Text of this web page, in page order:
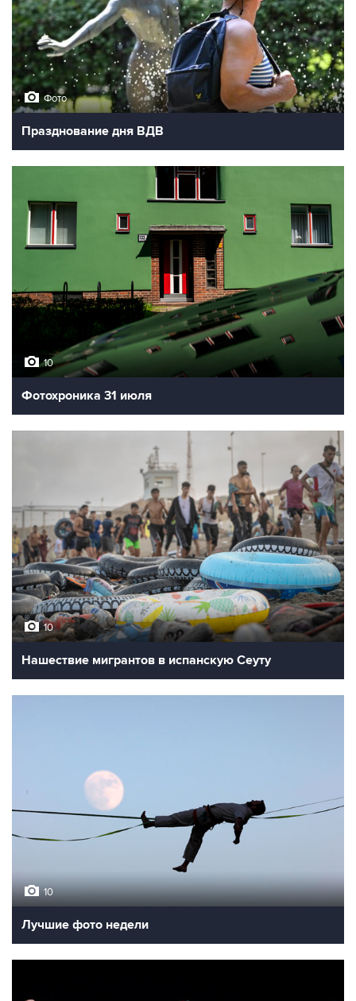
Фото
Празднование дня ВДВ
10
Фотохроника 31 июля
10
Нашествие мигрантов в испанскую Сеуту
10
Лучшие фото недели